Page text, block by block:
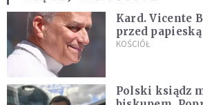
Kard. Vicente
przed
Argentynie:
KOŚCIÓŁ
Polski ksiądz